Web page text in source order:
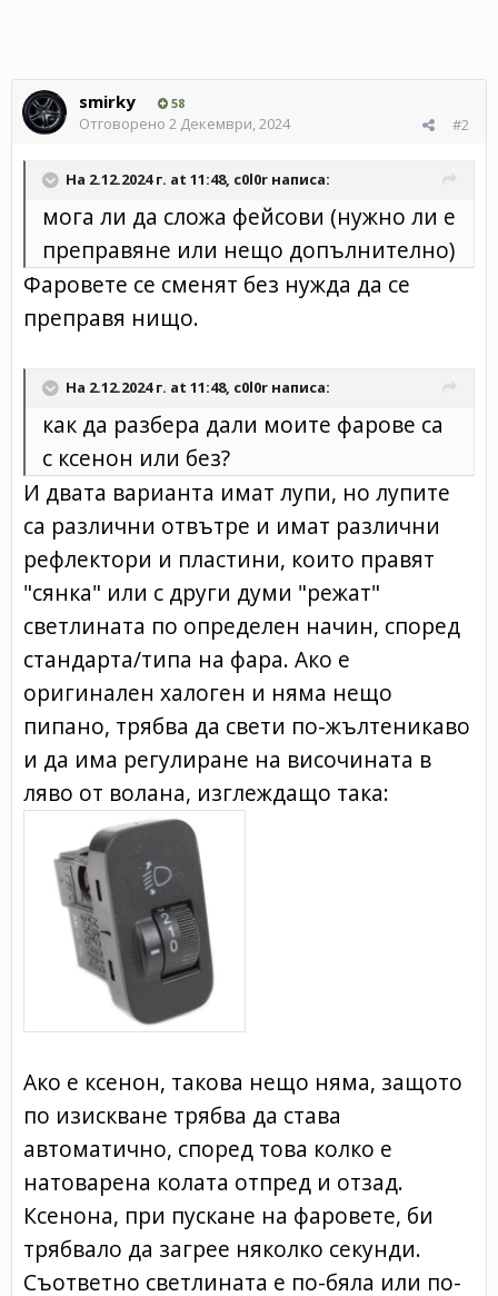
smirky 58
#2
Отговорено 2 Декември, 2024
На 2.12.2024 г. at 11:48, c0l0r написа:
мога ли да сложа фейсови (нужно ли е
преправяне или нещо допълнително)
Фаровете се сменят без нужда да се
преправя нищо.
На 2.12.2024 г. at 11:48, c0l0r написа:
как да разбера дали моите фарове са
с ксенон или без?
И двата варианта имат лупи, но лупите
са различни отвътре и имат различни
рефлектори и пластини, които правят
"сянка" или с други думи "режат"
светлината по определен начин, според
стандарта/типа на фара. Ако е
оригинален халоген и няма нещо
пипано, трябва да свети по-жълтеникаво
и да има регулиране на височината в
ляво от волана, изглеждащо така:
Ако е ксенон, такова нещо няма, защото
по изискване трябва да става
автоматично, според това колко е
натоварена колата отпред и отзад.
Ксенона, при пускане на фаровете, би
трябвало да загрее няколко секунди.
Съответно светлината е по-бяла или по-